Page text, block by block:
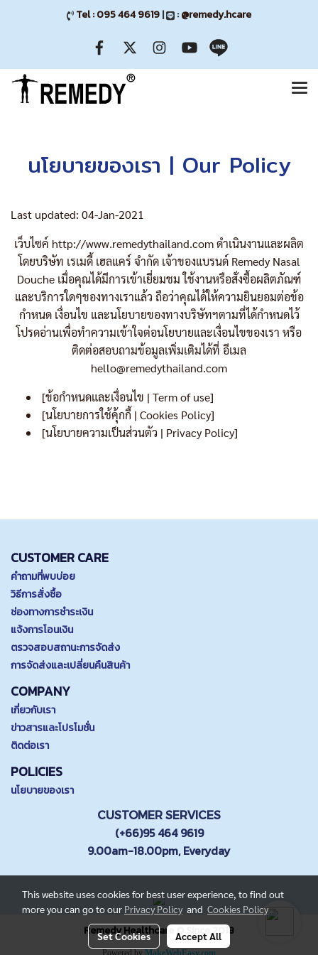
Tel : 095 464 9619| :@remedy.hcare
นโยบายของเรา | Our Policy
Last updated: 04-Jan-2021
เว็บไซค์ http://www.remedythailand.com ดำเนินงานและผลิต
โดยบริษัท เรเมดี้ เฮลแคร์ จำกัด เจ้าของแบรนด์ Remedy Nasal
Douche เมื่อคุณได้มีการเข้าเยี่ยมชม ใช้งานหรือสั่งซื้อผลิตภัณฑ์
และบริการใดๆของทางเราแล้ว ถือว่าคุณได้ให้ความยินยอมต่อข้อ
กำหนด เงื่อนไข และนโยบายของทางบริษัทฯตามที่ได้กำหนดไว้
โปรดอ่านเพื่อทำความเข้าใจต่อนโยบายและเงื่อนไขของเรา หรือ
ติดต่อสอบถามข้อมูลเพิ่มเติมได้ที่ อีเมล
hello@remedythailand.com
[ข้อกำหนดและเงื่อนไข | Term of use]
[นโยบายการใช้คุ้กกี้ | Cookies Policy]
[นโยบายความเป็นส่วนตัว | Privacy Policy]
CUSTOMER CARE
คำถามที่พบบ่อย
วิธีการสั่งซื้อ
ช่องทางการชำระเงิน
แจ้งการโอนเงิน
ตรวจสอบสถานะการจัดส่ง
การจัดส่งและเปลี่ยนคืนสินค้า
COMPANY
เกี่ยวกับเรา
ข่าวสารและโปรโมชั่น
ติดต่อเรา
POLICIES
นโยบายของเรา
CUSTOMER SERVICES
(+66)95 464 9619
9.00am-18.00pm, Everyday
Remedy Healthcare © Since 2018
Powered by MakeWebEasy.com
This website uses cookies for best user experience, to find out
more you can go to our Privacy Policy and Cookies Policy
Set Cookies Accept All